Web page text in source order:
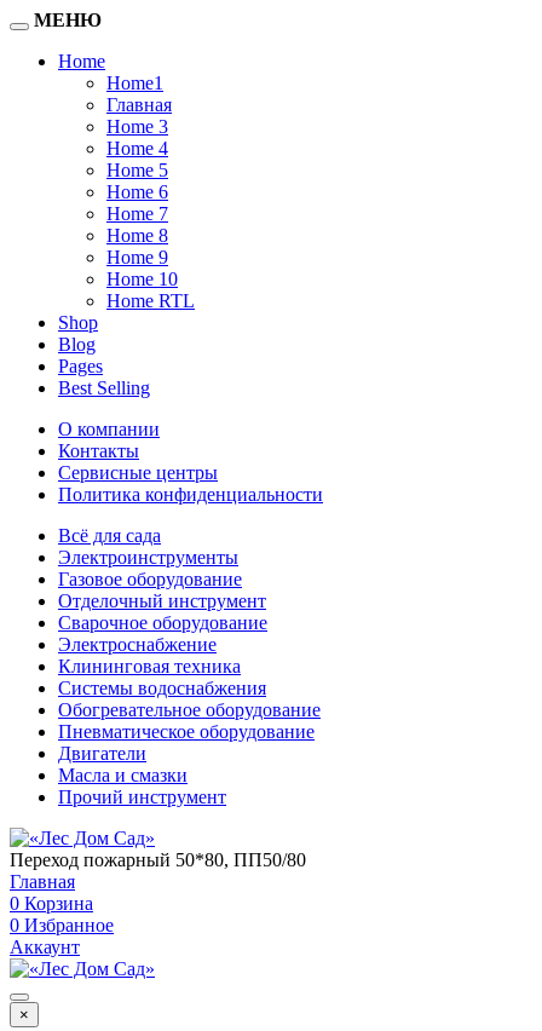
МЕНЮ
Home
Home1
Главная
Home 3
Home 4
Home 5
Home 6
Home 7
Home 8
Home 9
Home 10
Home RTL
Shop
Blog
Pages
Best Selling
О компании
Контакты
Сервисные центры
Политика конфиденциальности
Всё для сада
Электроинструменты
Газовое оборудование
Отделочный инструмент
Сварочное оборудование
Электроснабжение
Клининговая техника
Системы водоснабжения
Обогревательное оборудование
Пневматическое оборудование
Двигатели
Масла и смазки
Прочий инструмент
Переход пожарный 50*80, ПП50/80
Главная
0 Корзина
0 Избранное
Аккаунт
×